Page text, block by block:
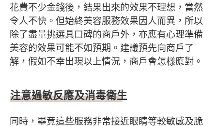
花費不少金錢後，結果出來的效果不理想，當然
令人不快。但始終美容服務效果因人而異，所以
除了盡量挑選具口碑的商戶外，亦應有心理準備
美容的效果可能不如預期。建議預先向商戶了
解，假如不幸出現以上情況，商戶會怎樣應對。
注意過敏反應及消毒衛生
同時，畢竟這些服務非常接近眼睛等較敏感及脆